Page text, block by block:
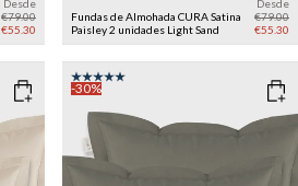
Desde
€79.00
€55.30
Fundas de Almohada CURA Satina
Paisley 2 unidades Light Sand
Desde
€79.00
€55.30
-30%